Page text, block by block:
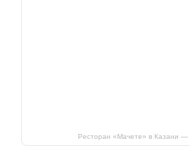
Ресторан «Мачете» в Казани —